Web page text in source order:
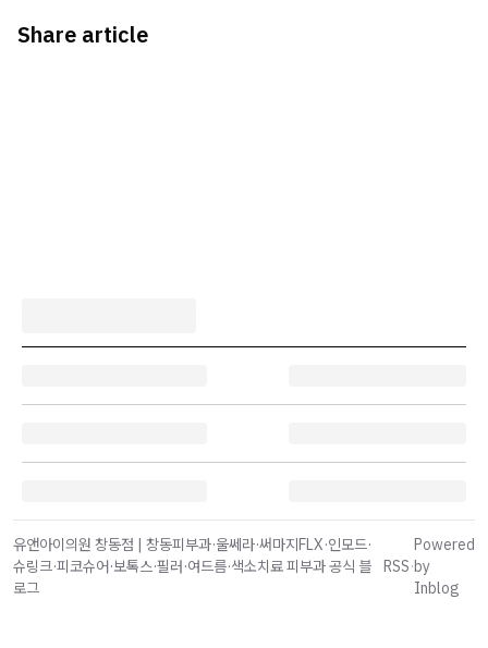
Share article
유앤아이의원 창동점 | 창동피부과·울쎄라·써마지FLX·인모드·
슈링크·피코슈어·보톡스·필러·여드름·색소치료 피부과 공식 블
로그
RSS·
Powered
by
Inblog